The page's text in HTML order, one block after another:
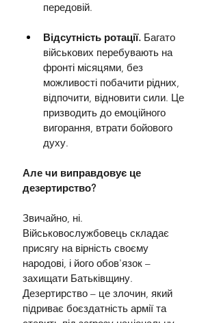
передовій.
Відсутність ротації. Багато
військових перебувають на
фронті місяцями, без
можливості побачити рідних,
відпочити, відновити сили. Це
призводить до емоційного
вигорання, втрати бойового
духу.
Але чи виправдовує це
дезертирство?
Звичайно, ні.
Військовослужбовець складає
присягу на вірність своєму
народові, і його обов'язок –
захищати Батьківщину.
Дезертирство – це злочин, який
підриває боєздатність армії та